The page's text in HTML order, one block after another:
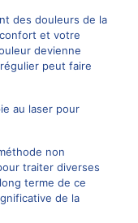
des douleurs de la
et votre
devienne
peut faire
au laser pour
non
traiter diverses
terme de ce
de la